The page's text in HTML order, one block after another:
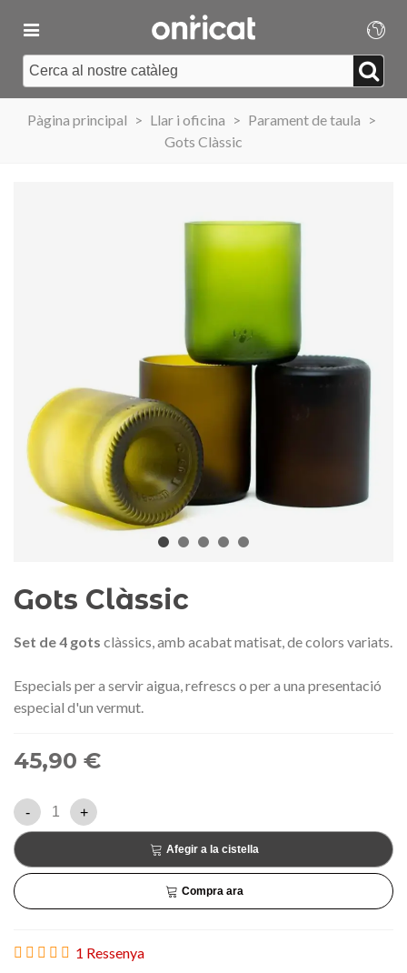
Pàgina principal > Llar i oficina > Parament de taula >
Gots Clàssic
Gots Clàssic
Set de 4 gots clàssics, amb acabat matisat, de colors variats.
Especials per a servir aigua, refrescs o per a una presentació
especial d'un vermut.
45,90 €
- +
Afegir a la cistella
Compra ara
1 Ressenya
Medalla commemorativa Gaudí
2026 – Edició limitada
NOVETAT
Afegir a la cistella
Motxilla Stivibags